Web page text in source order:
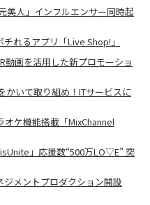
美人」インフルエンサー同時起
れるアプリ「Live Shop!」
動画を活用した新プロモーショ
かいて取り組め！ITサービスに
ケ機能搭載「MixChannel
」応援数“500万LO▽E” 突
メントプロダクション開設